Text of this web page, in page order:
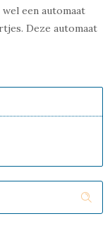
een automaat
Deze automaat